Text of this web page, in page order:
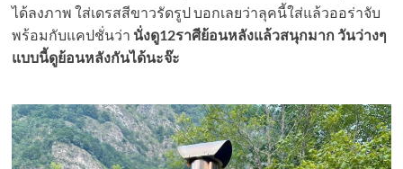
ได้ลงภาพ ใส่เดรสสีขาวรัดรูป บอกเลยว่าลุคนี้ใส่แล้วออร่าจับ
พร้อมกับแคปชั่นว่า นั่งดู12ราศีย้อนหลังแล้วสนุกมาก วันว่างๆ
แบบนี้ดูย้อนหลังกันได้นะจ๊ะ